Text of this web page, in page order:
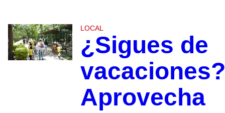
LOCAL
¿Sigues de
vacaciones?
Aprovecha